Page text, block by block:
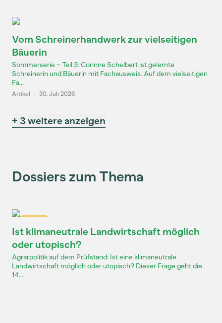
Vom Schreinerhandwerk zur vielseitigen
Bäuerin
Sommerserie – Teil 3: Corinne Schelbert ist gelernte
Schreinerin und Bäuerin mit Fachausweis. Auf dem vielseitigen
Fa...
Artikel · 30. Juli 2026
+ 3 weitere anzeigen
Dossiers zum Thema
Ist klimaneutrale Landwirtschaft möglich
oder utopisch?
Agrarpolitik auf dem Prüfstand: Ist eine klimaneutrale
Landwirtschaft möglich oder utopisch? Dieser Frage geht die
14...